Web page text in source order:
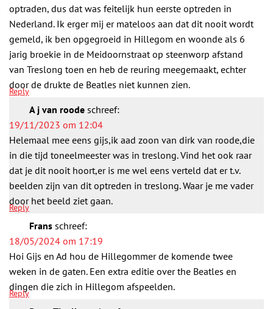
optraden, dus dat was feitelijk hun eerste optreden in
Nederland. Ik erger mij er mateloos aan dat dit nooit wordt
gemeld, ik ben opgegroeid in Hillegom en woonde als 6
jarig broekie in de Meidoornstraat op steenworp afstand
van Treslong toen en heb de reuring meegemaakt, echter
door de drukte de Beatles niet kunnen zien.
Reply
A j van roode schreef:
19/11/2023 om 12:04
Helemaal mee eens gijs,ik aad zoon van dirk van roode,die
in die tijd toneelmeester was in treslong. Vind het ook raar
dat je dit nooit hoort,er is me wel eens verteld dat er t.v.
beelden zijn van dit optreden in treslong. Waar je me vader
door het beeld ziet gaan.
Reply
Frans schreef:
18/05/2024 om 17:19
Hoi Gijs en Ad hou de Hillegommer de komende twee
weken in de gaten. Een extra editie over the Beatles en
dingen die zich in Hillegom afspeelden.
Reply